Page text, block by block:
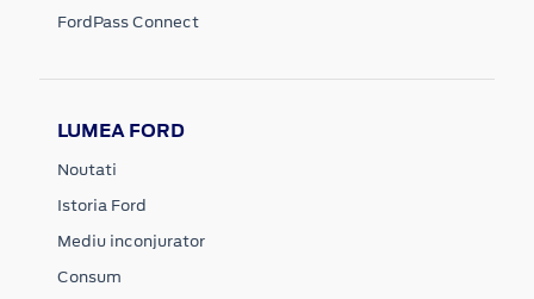
FordPass Connect
LUMEA FORD
Noutati
Istoria Ford
Mediu inconjurator
Consum